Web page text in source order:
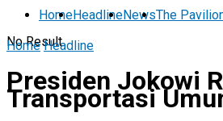
No Result
HomeHeadlineNewsThe
Home Headline
Presiden Jokowi
Transportasi